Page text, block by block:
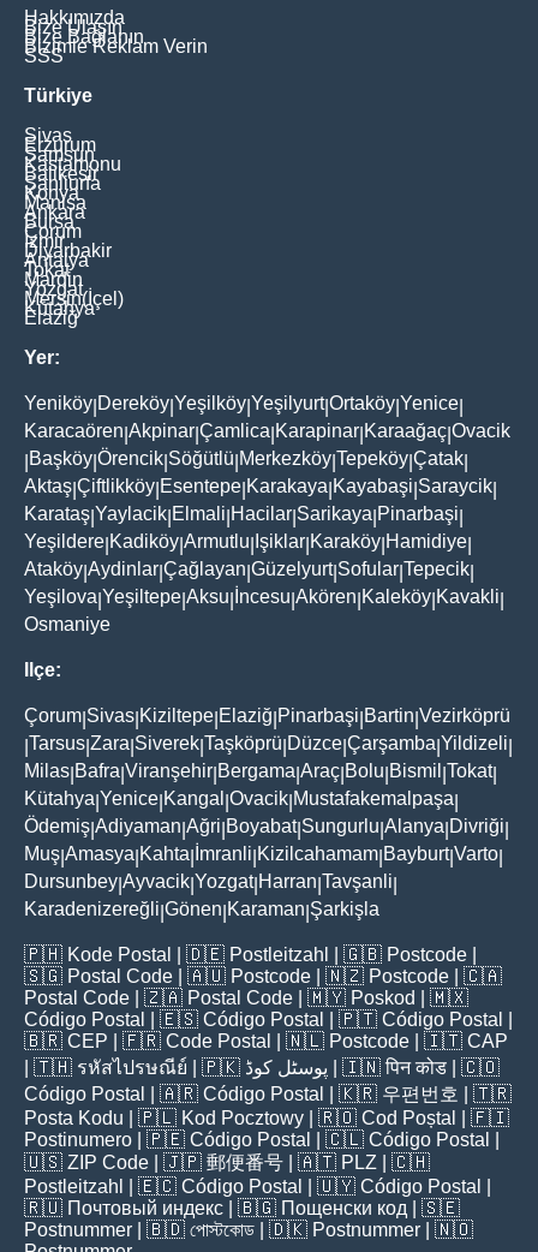
Hakkımızda
Bize Ulaşın
Bize Bağlanın
Bizimle Reklam Verin
SSS
Türkiye
Sivas
Erzurum
Samsun
Kastamonu
Balikesir
Şanliurfa
Konya
Manisa
Ankara
Bursa
Çorum
İzmir
Diyarbakir
Antalya
Tokat
Mardin
Yozgat
Mersin(İçel)
Kütahya
Elaziğ
Yer:
Yeniköy Dereköy Yeşilköy Yeşilyurt|Ortaköy Yenice
Karacaören Akpinar Çamlica Karapinar Karaağaç Ovacik
Başköy Örencik Söğütlü Merkezköy Tepeköy Çatak
Aktaş Çiftlikköy Esentepe Karakaya Kayabaşi Saraycik
Karataş Yaylacik Elmali Hacilar Sarikaya Pinarbaşi
Yeşildere Kadiköy Armutlu Işiklar Karaköy Hamidiye
Ataköy Aydinlar Çağlayan Güzelyurt| Sofular Tepecik
Yeşilova Yeşiltepe Aksu İncesu Akören Kaleköy Kavakli
Osmaniye
Ilçe:
Çorum Sivas Kiziltepe Elaziğ Pinarbaşi Bartin Vezirköprü
Tarsus Zara Siverek Taşköprü Düzce Çarşamba Yildizeli
Milas Bafra Viranşehir Bergama Araç Bolu Bismil Tokat|
Kütahya Yenice Kangal Ovacik Mustafakemalpaşa
Ödemiş Adiyaman Ağri Boyabat| Sungurlu Alanya Divriği
Muş Amasya Kahta İmranli Kizilcahamam Bayburt|Varto
Dursunbey Ayvacik Yozgat| Harran Tavşanli
Karadenizereğli Gönen Karaman Şarkişla
🇵🇭 Kode Postal | 🇩🇪 Postleitzahl | 🇬🇧 Postcode
🇸🇬 Postal Code | 🇦🇺 Postcode | 🇳🇿 Postcode | 🇨🇦
Postal Code | 🇿🇦 Postal Code | 🇲🇾 Poskod
| 🇲🇽
Código Postal
| 🇪🇸 Código Postal | 🇵🇹 Código Postal
🇧🇷 CEP | 🇫🇷 Code Postal | 🇳🇱 Postcode | 🇮🇹 CAP
| 🇹🇭 รหัสไปรษณีย์ | 🇵🇰 پوسٹل کوڈ | 🇮🇳पिन कोड | 🇨🇴
Código Postal
| 🇦🇷 Código Postal | 🇰🇷 우편번호
| 🇹🇷
Posta Kodu | 🇵🇱 Kod Pocztowy | 🇷🇴 Cod Poștal
| 🇫🇮
Postinumero | 🇵🇪 Código Postal | 🇨🇱 Código Postal
🇺🇸 ZIP Code | 🇯🇵 郵便番号 | 🇦🇹 PLZ | 🇨🇭
Postleitzahl
| 🇪🇨 Código Postal | 🇺🇾 Código Postal
🇷🇺 Почтовый индекс | 🇧🇬 Пощенски код | 🇸🇪
Postnummer | 🇧🇩 পোস্টকোড | 🇩🇰 Postnummer | 🇳🇴